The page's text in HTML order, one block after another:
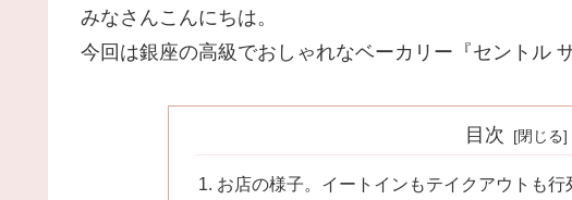
みなさんこんにちは。
今回は銀座の高級でおしゃれなベーカリー『セントル
目次
お店の様子。イートインもテイクアウトも行